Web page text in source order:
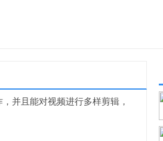
并且能对视频进行多样剪辑，